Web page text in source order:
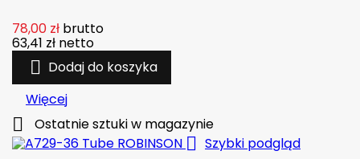
78,00 zł brutto
63,41 zł netto
 Dodaj do koszyka
Więcej
 Ostatnie sztuki w magazynie
 Szybki podgląd